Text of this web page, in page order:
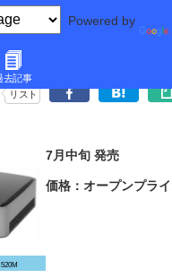
Powered by
去記事
、Core i5-520M搭載の小型
リスト
7月中旬 発売
価格：オープンプラ